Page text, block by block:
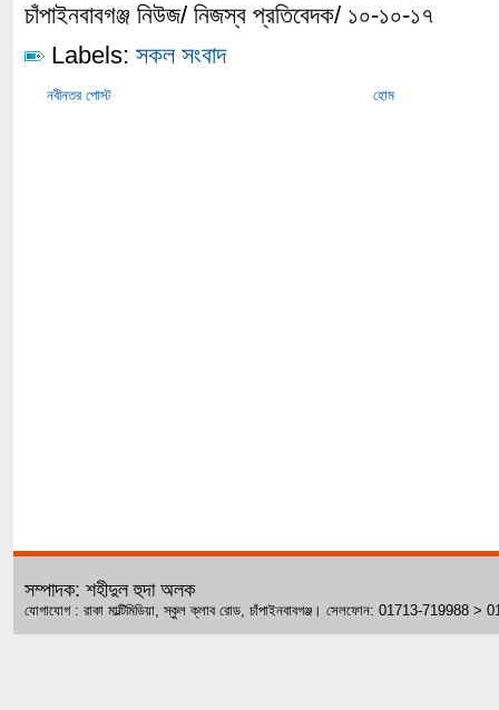
চাঁপাইনবাবগঞ্জ নিউজ/ নিজস্ব প্রতিবেদক/ ১০-১০-১৭
Labels: সকল সংবাদ
নবীনতর পোস্ট হোম
সম্পাদক: শহীদুল হুদা অলক
যোগাযোগ : রাকা মাল্টিমিডিয়া, স্কুল ক্লাব রোড, চাঁপাইনবাবগঞ্জ। সেলফোন: 01713-